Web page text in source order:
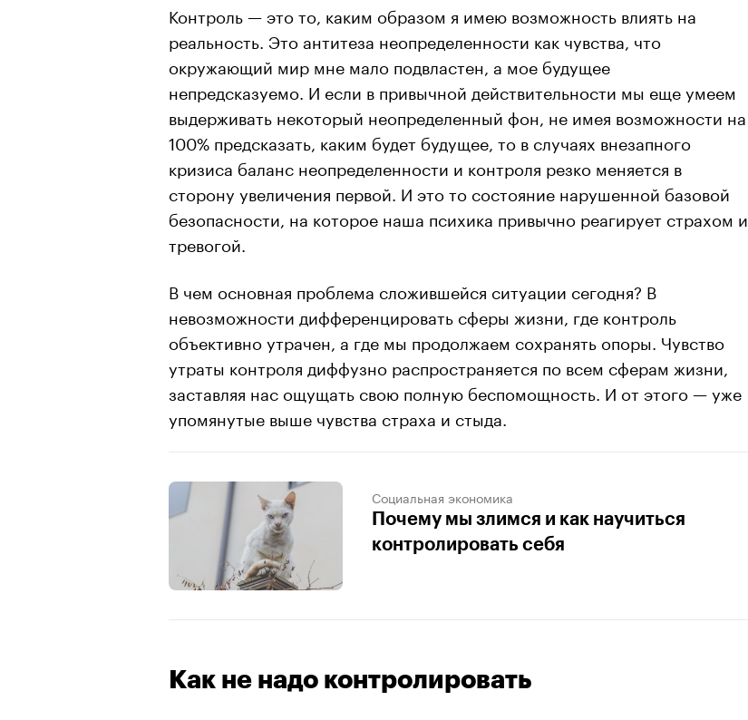
Контроль — это то, каким образом я имею возможность влиять на
реальность. Это антитеза неопределенности как чувства, что
окружающий мир мне мало подвластен, а мое будущее
непредсказуемо. И если в привычной действительности мы еще умеем
выдерживать некоторый неопределенный фон, не имея возможности на
100% предсказать, каким будет будущее, то в случаях внезапного
кризиса баланс неопределенности и контроля резко меняется в
сторону увеличения первой. И это то состояние нарушенной базовой
безопасности, на которое наша психика привычно реагирует страхом и
тревогой.
В чем основная проблема сложившейся ситуации сегодня? В
невозможности дифференцировать сферы жизни, где контроль
объективно утрачен, а где мы продолжаем сохранять опоры. Чувство
утраты контроля диффузно распространяется по всем сферам жизни,
заставляя нас ощущать свою полную беспомощность. И от этого — уже
упомянутые выше чувства страха и стыда.
Социальная экономика
Почему мы злимся и как научиться
контролировать себя
Как не надо контролировать